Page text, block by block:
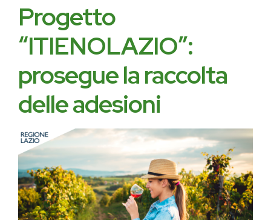
Progetto
“ITIENOLAZIO”:
prosegue la raccolta
delle adesioni